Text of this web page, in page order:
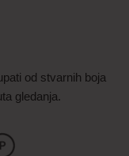
od stvarnih boja
gledanja.